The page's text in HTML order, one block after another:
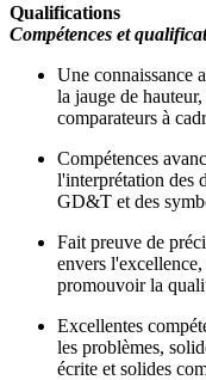
Qualifications
Compétences et
Une connaissance
la jauge de
comparateurs à
Compétences
l'interprétation des
GD&T et des
Fait preuve de
envers
promouvoir la
Excellentes
les problèmes,
écrite et solides